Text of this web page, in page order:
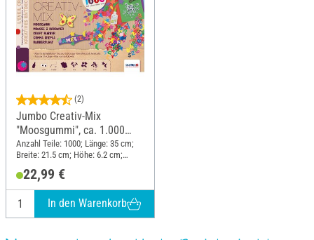
(2)
Jumbo Creativ-Mix
"Moosgummi", ca. 1.000
Teile
Anzahl Teile: 1000; Länge: 35 cm;
Breite: 21.5 cm; Höhe: 6.2 cm;
22,99 €
In den Warenkorb